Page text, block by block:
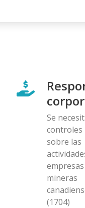
Se
controles
sobre las
empresas
mineras
(1704)